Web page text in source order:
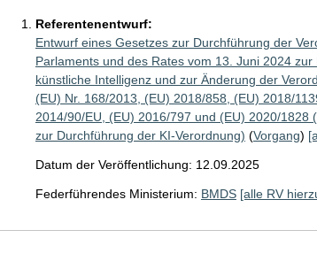
Referentenentwurf:
Entwurf eines Gesetzes zur Durchführung der
Parlaments und des Rates vom 13. Juni 2024
künstliche Intelligenz und zur Änderung der
(EU) Nr. 168/2013, (EU) 2018/858, (EU) 2018/
2014/90/EU, (EU) 2016/797 und (EU) 2020/
zur Durchführung der KI-Verordnung) (Vorgang)
Datum der Veröffentlichung: 12.09.2025
Federführendes Ministerium: BMDS [alle RV